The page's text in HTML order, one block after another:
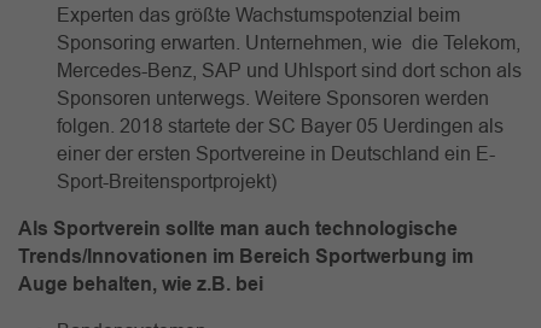
Experten das größte Wachstumspotenzial beim
Sponsoring erwarten. Unternehmen, wie die Telekom,
Mercedes-Benz, SAP und Uhlsport sind dort schon als
Sponsoren unterwegs. Weitere Sponsoren werden
folgen. 2018 startete der SC Bayer 05 Uerdingen als
einer der ersten Sportvereine in Deutschland ein E-
Sport-Breitensportprojekt)
Als Sportverein sollte man auch technologische
Trends/Innovationen im Bereich Sportwerbung im
Auge behalten, wie z.B. bei